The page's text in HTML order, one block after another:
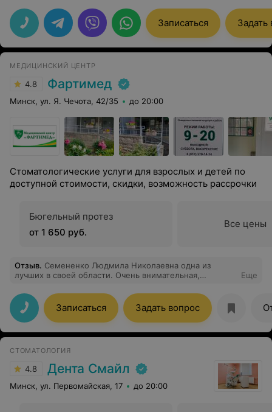
делает внимательно и детально. Всем советую!
Записаться Задать
МЕДИЦИНСКИЙ ЦЕНТР
4.8 Фартимед
Минск, ул. Я. Чечота, 42/35 до 20:00
Стоматологические услуги для взрослых и детей по
доступной стоимости, скидки, возможность рассрочки
Бюгельный протез
от 1 650 руб.
Все цены
Отзыв. Семененко Людмила Николаевна одна из
лучших в своей области. Очень внимательная,
всегда старается помочь!
Еще
Записаться Задать вопрос
СТОМАТОЛОГИЯ
4.8 Дента Смайл
Минск, ул. Первомайская, 17 до 20:00